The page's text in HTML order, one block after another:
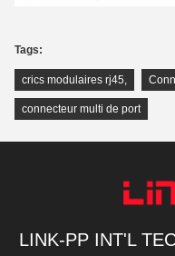
Tags:
crics modulaires rj45,
connecteur multi de port
LINK-PP INT'L